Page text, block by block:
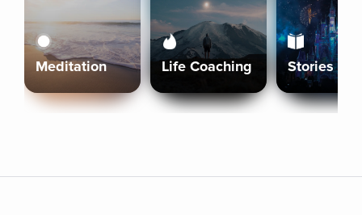
Meditation Life Coaching Stories